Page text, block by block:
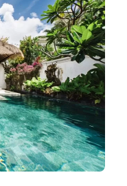
:
LUXE
ET
À
BALI